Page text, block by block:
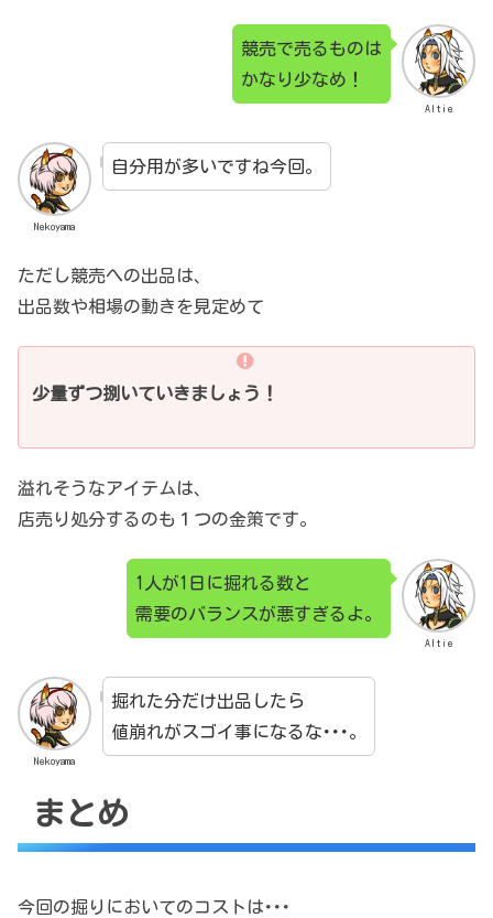
Altie
競売で売るものは
かなり少なめ！
Nekoyama
自分用が多いですね今回。
ただし競売への出品は、
出品数や相場の動きを見定めて
少量ずつ捌いていきましょう！
溢れそうなアイテムは、
店売り処分するのも１つの金策です。
Altie
1人が1日に掘れる数と
需要のバランスが悪すぎるよ。
Nekoyama
掘れた分だけ出品したら
値崩れがスゴイ事になるな･･･。
まとめ
今回の掘りにおいてのコストは･･･